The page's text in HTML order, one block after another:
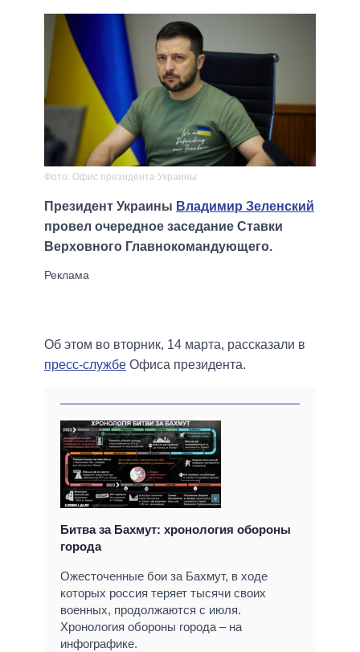
Фото: Офис президента Украины
Президент Украины Владимир Зеленский
провел очередное заседание Ставки
Верховного Главнокомандующего.
Об этом во вторник, 14 марта, рассказали в
пресс-службе Офиса президента.
Битва за Бахмут: хронология обороны
города
Ожесточенные бои за Бахмут, в ходе
которых россия теряет тысячи своих
военных, продолжаются с июля.
Хронология обороны города – на
инфографике.